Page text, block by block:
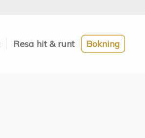
Resa hit & runt Bokning